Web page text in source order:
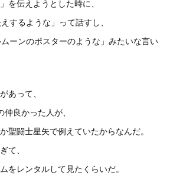
を伝えようとした時に、
するような」って話すし、
ーンのポスターのような」みたいな言い
あって、
良かった人が、
聖闘士星矢で例えていたからなんだ。
て、
をレンタルして見たくらいだ。